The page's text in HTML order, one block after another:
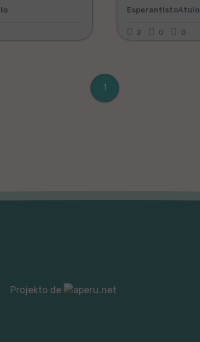
EsperantistoAtulo
2 0 0
1
Projekto de